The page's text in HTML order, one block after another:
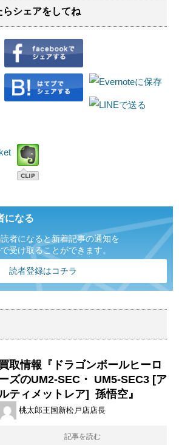
シェアをしてね
になる
者になると新着記事の通知を
受け取ることができます。
読者登録はコチラ
取情報『ドラゴンボールヒーロ
ズのUM2-SEC・ UM5-SEC3 ​​[ア
ティメットレア] ​ ​孫悟空』
桃太郎王国新松戸店店長
記事を読む